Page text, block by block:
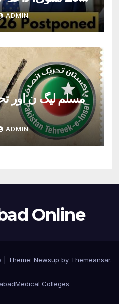
ADMIN
مسلم لیگ ن اور
ADMIN
Online
Theme: Newsup by Themeansar.
Medical Colleges